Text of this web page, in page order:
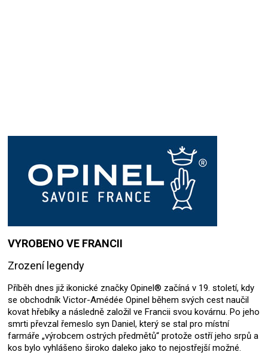
VYROBENO VE FRANCII
Zrození legendy
Příběh dnes již ikonické značky Opinel® začíná v 19. století, kdy
se obchodník Victor-Amédée Opinel během svých cest naučil
kovat hřebíky a následně založil ve Francii svou kovárnu. Po jeho
smrti převzal řemeslo syn Daniel, který se stal pro místní
farmáře „výrobcem ostrých předmětů“ protože ostří jeho srpů a
kos bylo vyhlášeno široko daleko jako to nejostřejší možné.